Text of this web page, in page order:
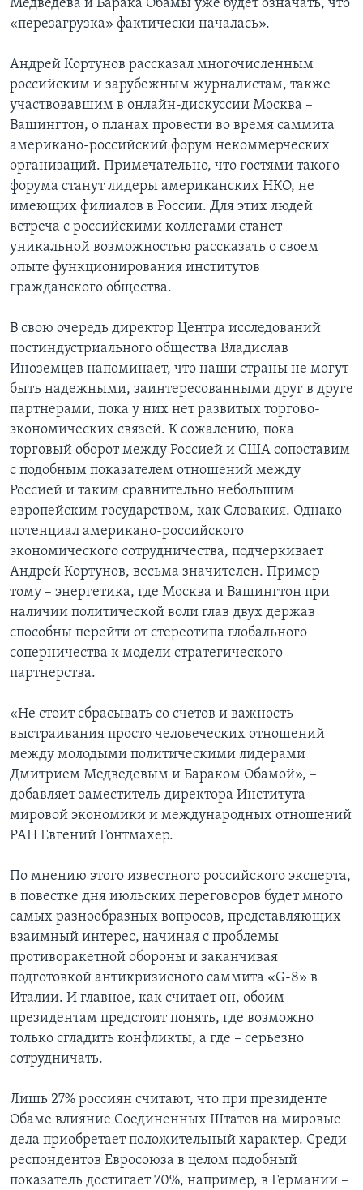
Медведева и Барака Обамы уже будет означать, что
«перезагрузка» фактически началась».
Андрей Кортунов рассказал многочисленным
российским и зарубежным журналистам, также
участвовавшим в онлайн-дискуссии Москва –
Вашингтон, о планах провести во время саммита
американо-российский форум некоммерческих
организаций. Примечательно, что гостями такого
форума станут лидеры американских НКО, не
имеющих филиалов в России. Для этих людей
встреча с российскими коллегами станет
уникальной возможностью рассказать о своем
опыте функционирования институтов
гражданского общества.
В свою очередь директор Центра исследований
постиндустриального общества Владислав
Иноземцев напоминает, что наши страны не могут
быть надежными, заинтересованными друг в друге
партнерами, пока у них нет развитых торгово-
экономических связей. К сожалению, пока
торговый оборот между Россией и США сопоставим
с подобным показателем отношений между
Россией и таким сравнительно небольшим
европейским государством, как Словакия. Однако
потенциал американо-российского
экономического сотрудничества, подчеркивает
Андрей Кортунов, весьма значителен. Пример
тому – энергетика, где Москва и Вашингтон при
наличии политической воли глав двух держав
способны перейти от стереотипа глобального
соперничества к модели стратегического
партнерства.
«Не стоит сбрасывать со счетов и важность
выстраивания просто человеческих отношений
между молодыми политическими лидерами
Дмитрием Медведевым и Бараком Обамой», –
добавляет заместитель директора Института
мировой экономики и международных отношений
РАН Евгений Гонтмахер.
По мнению этого известного российского эксперта,
в повестке дня июльских переговоров будет много
самых разнообразных вопросов, представляющих
взаимный интерес, начиная с проблемы
противоракетной обороны и заканчивая
подготовкой антикризисного саммита «G-8» в
Италии. И главное, как считает он, обоим
президентам предстоит понять, где возможно
только сгладить конфликты, а где – серьезно
сотрудничать.
Лишь 27% россиян считают, что при президенте
Обаме влияние Соединенных Штатов на мировые
дела приобретает положительный характер. Среди
респондентов Евросоюза в целом подобный
показатель достигает 70%, например, в Германии –